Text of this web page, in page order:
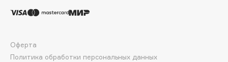
Dolce & Gabbana
Dorco
DP Daily Perfection
Оферта
Политика обработки персональных данных